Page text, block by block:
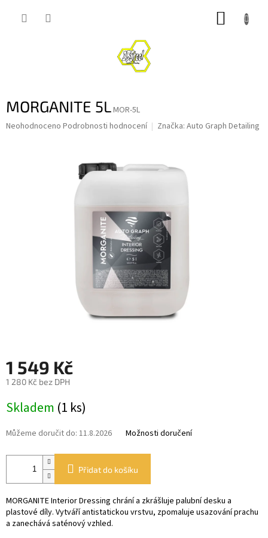
MORGANITE 5LMOR-5L
Průměrné
Neohodnoceno Podrobnosti hodnocení Značka: Auto Graph Detailing
1 549 Kč
1 280 Kč bez DPH
cena:
Skladem (1 ks)
Můžeme doručit do: 11.8.2026 Možnosti doručení
Přidat do košíku
MORGANITE Interior Dressing chrání a zkrášluje palubní desku a
plastové díly. Vytváří antistatickou vrstvu, zpomaluje usazování prachu
a zanechává saténový vzhled.